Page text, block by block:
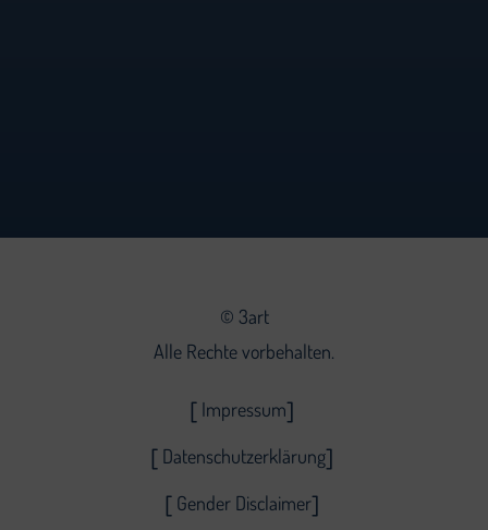
© 3art
Alle Rechte vorbehalten.
Impressum
Datenschutzerklärung
Gender Disclaimer